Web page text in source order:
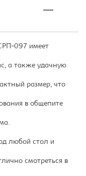
097 имеет
а также удачную
размер, что
в общепите
любой стол и
смотреться в